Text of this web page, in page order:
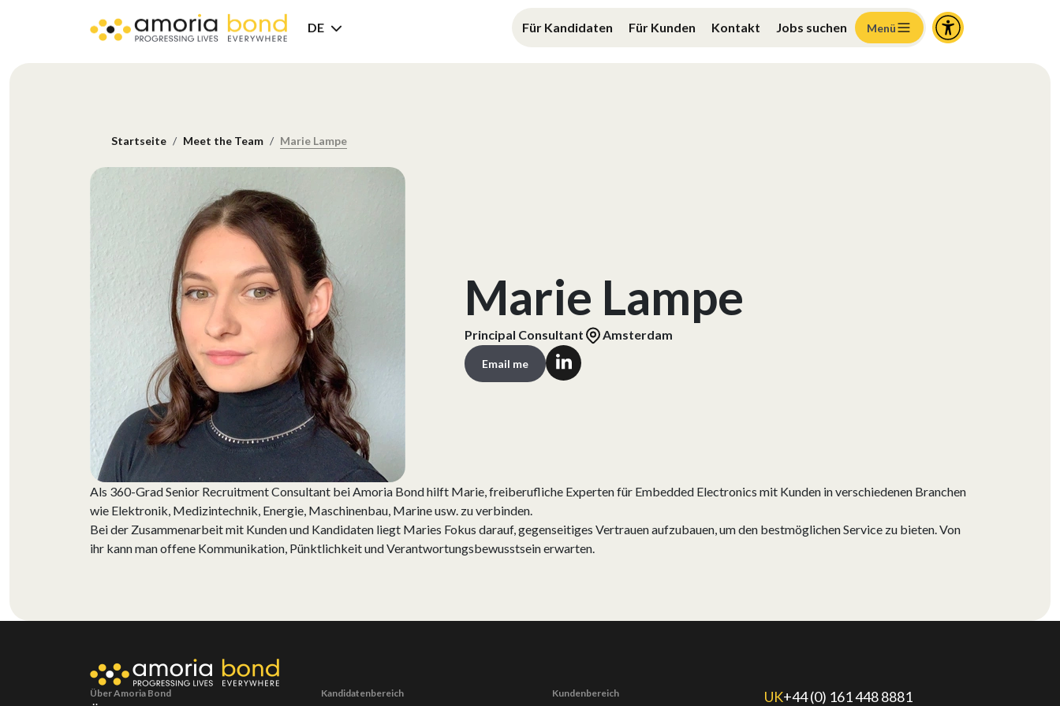
DE Für Kandidaten Für Kunden Kontakt Jobs suchen Menü
Startseite Meet the Team Marie Lampe
Marie Lampe
Principal Consultant Amsterdam
Email me
Als 360-Grad Senior Recruitment Consultant bei Amoria Bond hilft Marie, freiberufliche Experten für Embedded Electronics mit Kunden in verschiedenen Branchen
wie Elektronik, Medizintechnik, Energie, Maschinenbau, Marine usw. zu verbinden.
Bei der Zusammenarbeit mit Kunden und Kandidaten liegt Maries Fokus darauf, gegenseitiges Vertrauen aufzubauen, um den bestmöglichen Service zu bieten. Von
ihr kann man offene Kommunikation, Pünktlichkeit und Verantwortungsbewusstsein erwarten.
Über Amoria Bond Kandidatenbereich Kundenbereich UK+44 (0) 161 448 8881